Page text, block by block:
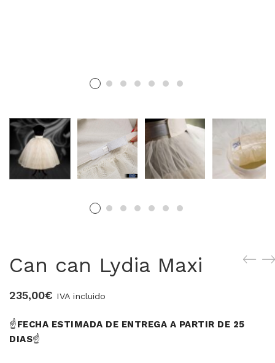
Blusones falleros
Delantales chocolateros
Conjuntos Batista
TEJIDOS
OUTLET FALLERA
Can can Lydia Maxi
235,00€ IVA incluido
☝️FECHA ESTIMADA DE ENTREGA A PARTIR DE 25
DIAS☝️